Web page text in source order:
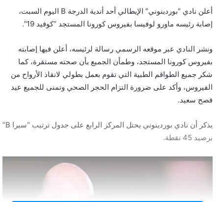
أعلن نادي “بوردينوني” الإيطالي أحد أندية الدرجة B اليوم السبت،
إصابة رئيسه ماورو لوفيسا بفيروس كورونا المستجد “كوفيد 19”.
ونشر النادي عبر موقعه الرسمي رسالة لرئيسه، أعلن فيها إصابته
بفيروس كورونا المستجد، وطمأن الجميع بأن صحته مستقرة، كما
شكر جميع الطواقم الطبية التي تقوم بعمل بطولي لانقاذ الأرواح من
الفيروس، وأكد على ضرورة التزام الحجر الصحي وتمنى للجميع عيد
فصح سعيد.
يذكر أن نادي بوردينوني يحتل المركز الرابع على جدول ترتيب “سيرا B”
برصيد 45 نقطة.